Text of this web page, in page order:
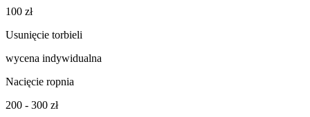
100 zł
Usunięcie torbieli
wycena indywidualna
Nacięcie ropnia
200 - 300 zł